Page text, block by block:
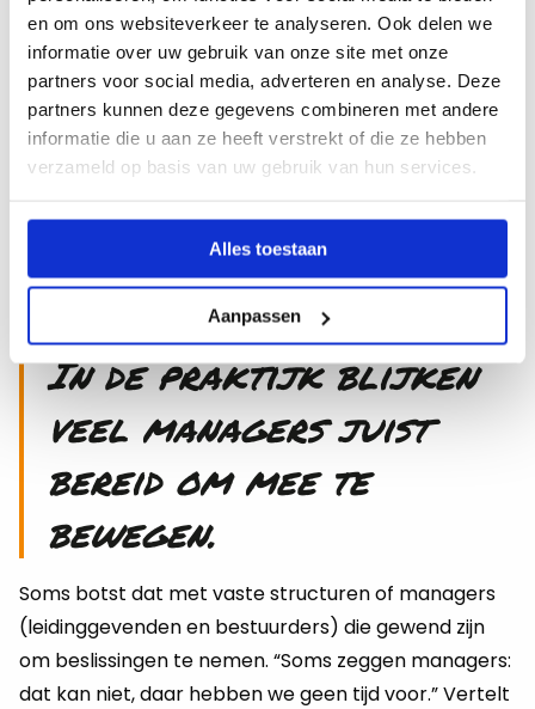
en om ons websiteverkeer te analyseren. Ook delen we
informatie over uw gebruik van onze site met onze
partners voor social media, adverteren en analyse. Deze
partners kunnen deze gegevens combineren met andere
informatie die u aan ze heeft verstrekt of die ze hebben
verzameld op basis van uw gebruik van hun services.
Alles toestaan
Aanpassen
Professionele ruimte betekent niet dat je zomaar
alles alleen doet. Het vraagt overleg, afstemming en
verantwoording. “Je moet kunnen uitleggen waarom
je bepaalde keuzes maakt en waarom je iets doet,”
onderwijsteam, dus je moet samen optrekken.”
In de praktijk blijken
veel managers juist
bereid om mee te
bewegen.
Soms botst dat met vaste structuren of managers
(leidinggevenden en bestuurders) die gewend zijn
om beslissingen te nemen. “Soms zeggen managers:
dat kan niet, daar hebben we geen tijd voor.” Vertelt